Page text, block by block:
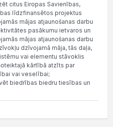
citus Eiropas Savienības,
līdzfinansētos projektus
mājas atjaunošanas darbu
pasākumu ietvaros un
mājas atjaunošanas darbu
dzīvojamā māja, tās daļa,
vai elementu stāvoklis
kārtībā atzīts par
vai veselībai;
biedrības biedru tiesības un